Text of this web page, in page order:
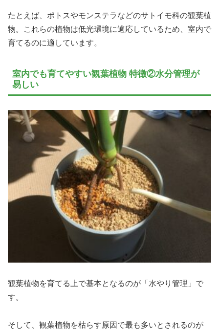
たとえば、ポトスやモンステラなどのサトイモ科の観葉植
物。これらの植物は低光環境に適応しているため、室内で
育てるのに適しています。
室内でも育てやすい観葉植物 特徴②水分管理が
易しい
観葉植物を育てる上で基本となるのが「水やり管理」で
す。
そして、観葉植物を枯らす原因で最も多いとされるのが